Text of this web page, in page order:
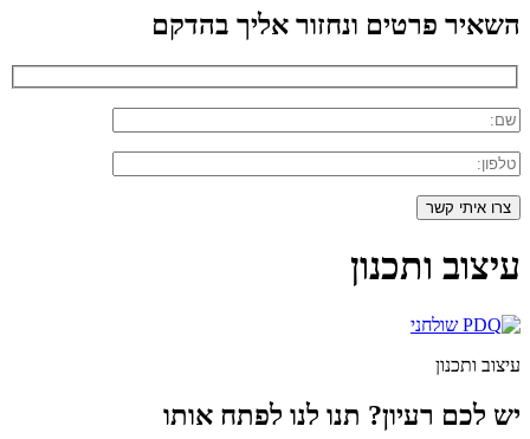
השאיר פרטים ונחזור אליך בהדקם
עיצוב ותכנון
עיצוב ותכנון
יש לכם רעיון? תנו לנו לפתח אותו